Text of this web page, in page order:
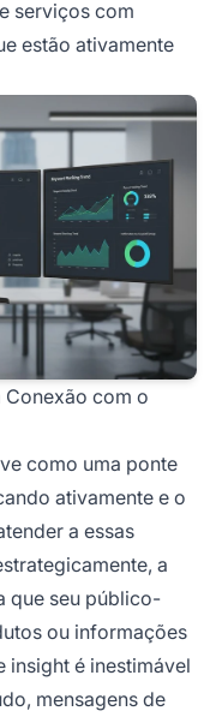
serviços com
estão ativamente
Conexão com o
como uma ponte
ativamente e o
a essas
a
que seu público-
ou informações
insight é inestimável
mensagens de